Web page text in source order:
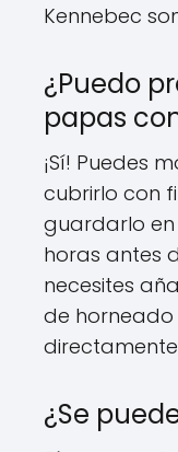
Kennebec
¿Puedo
papas
¡Sí! Puedes
cubrirlo con
guardarlo
horas antes
necesites
de horneado
¿Se